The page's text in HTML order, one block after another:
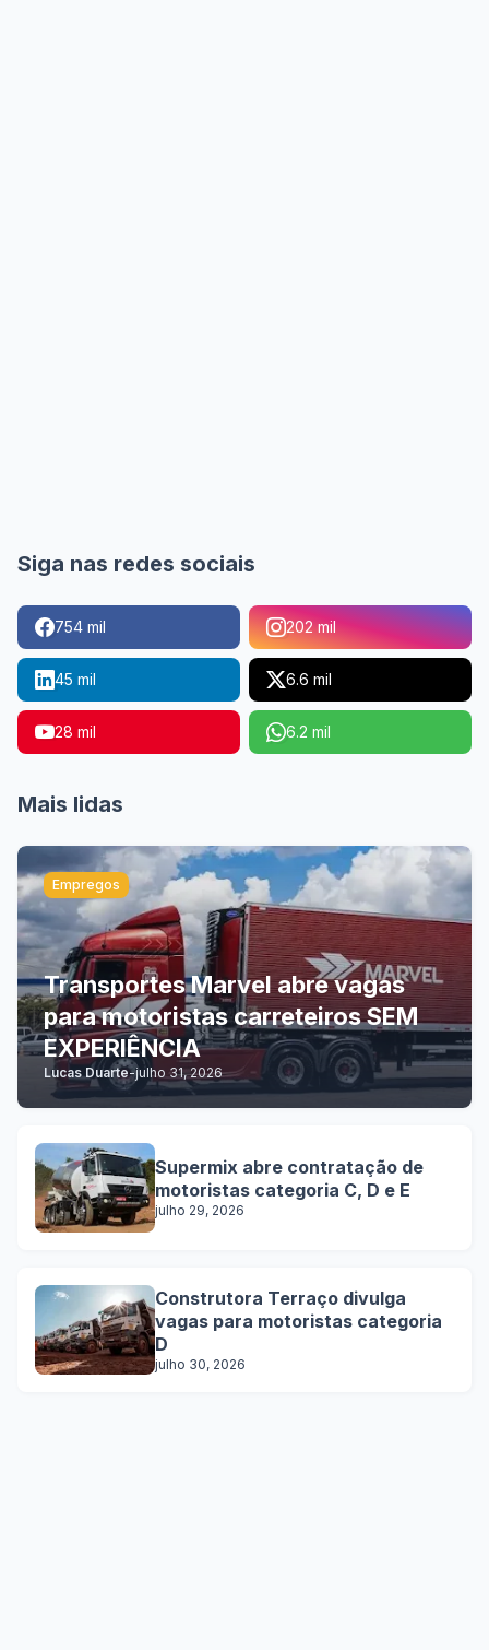
Siga nas redes sociais
754 mil 202 mil
45 mil 6.6 mil
28 mil 6.2 mil
Mais lidas
Empregos
Transportes Marvel abre vagas
para motoristas carreteiros SEM
EXPERIÊNCIA
Lucas Duarte-julho 31, 2026
Supermix abre contratação de
motoristas categoria C, D e E
julho 29, 2026
Construtora Terraço divulga
vagas para motoristas categoria
D
julho 30, 2026